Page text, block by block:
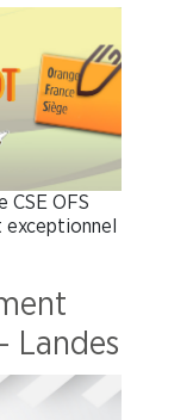
CSE OFS
Landes